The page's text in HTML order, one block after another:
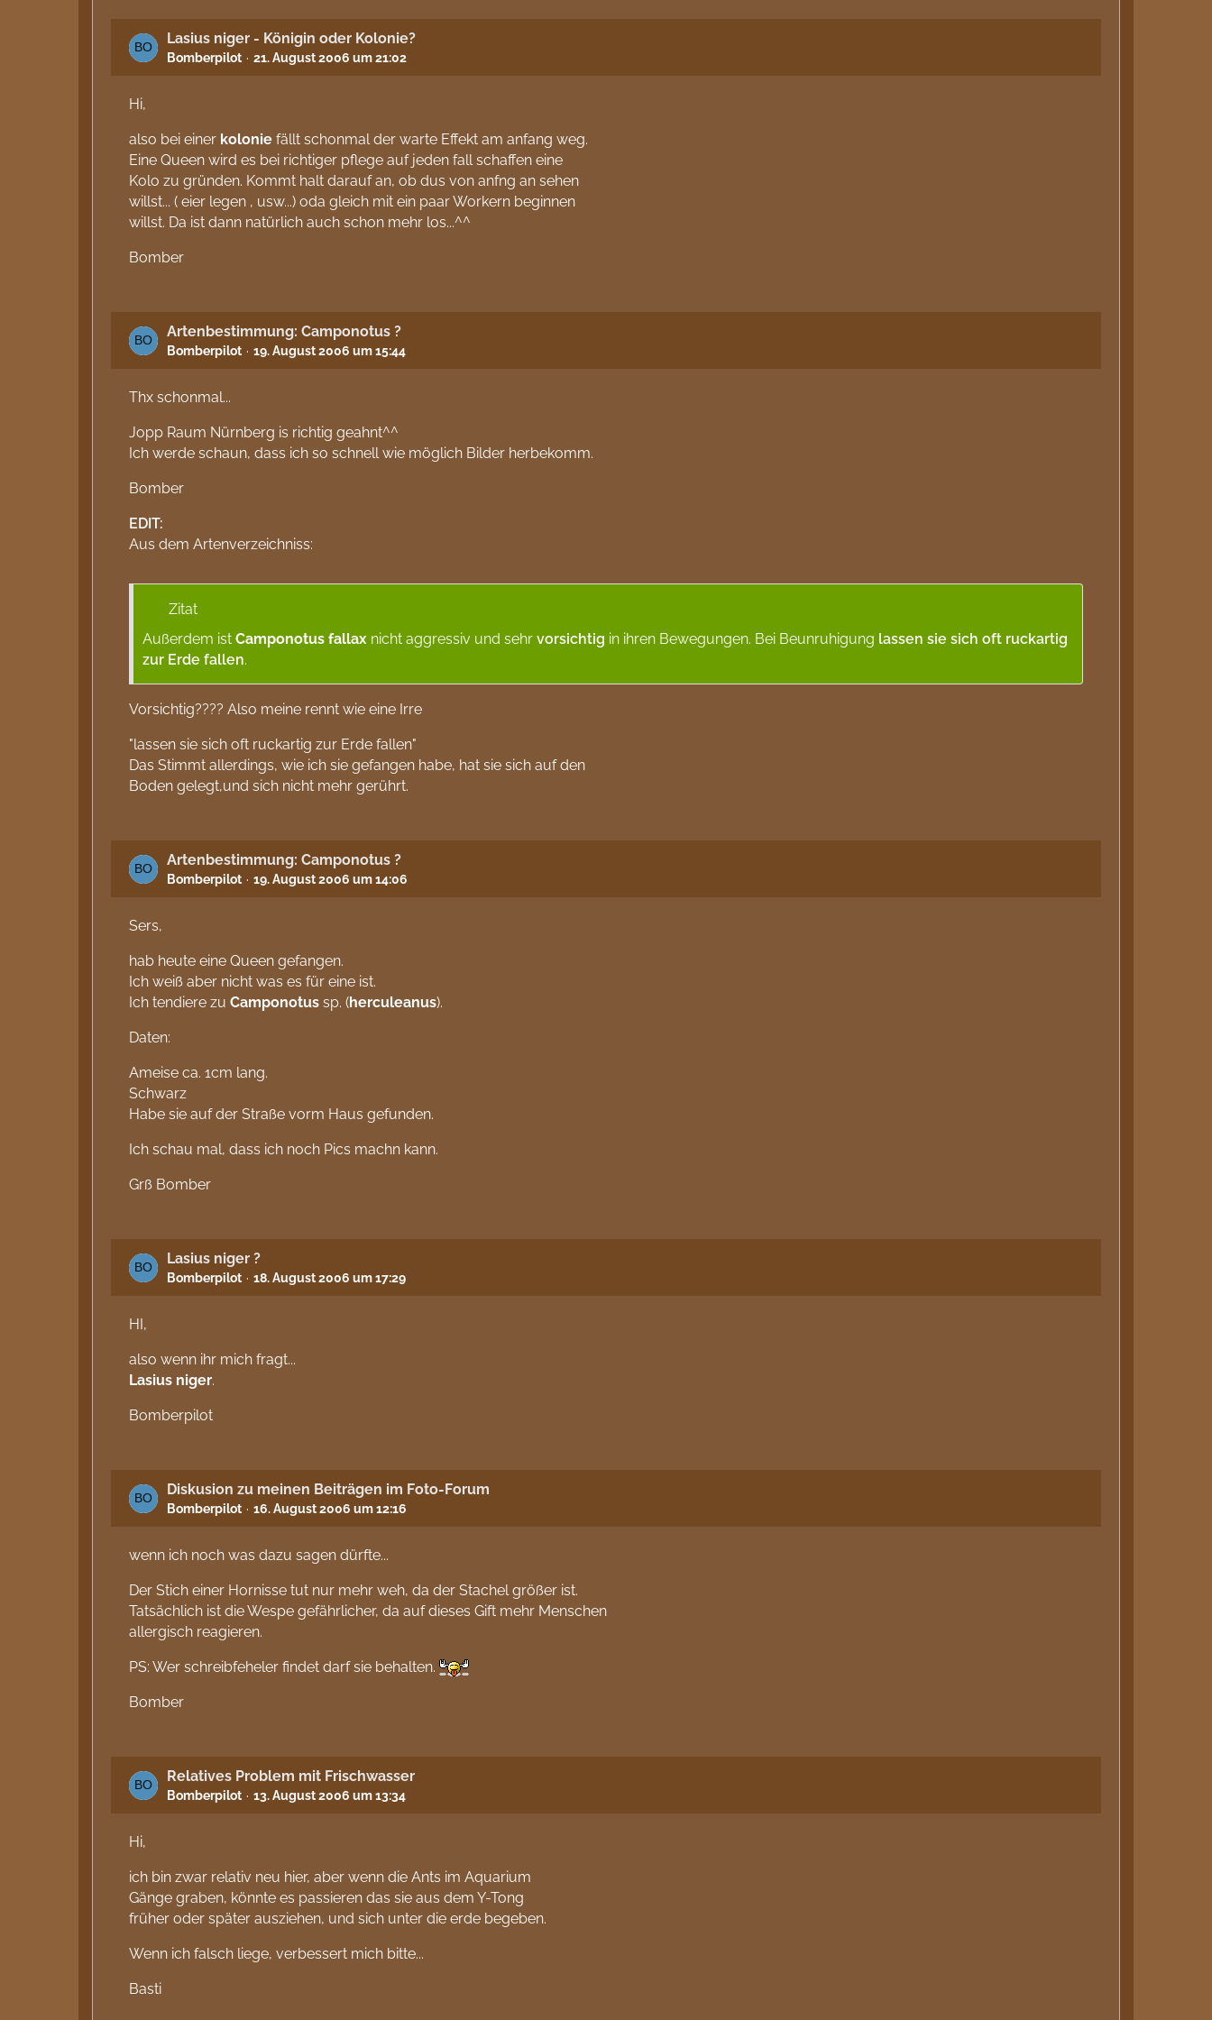
Lasius niger - Königin oder Kolonie?
Bomberpilot 21. August 2006 um 21:02
Hi,
also bei einer kolonie fällt schonmal der warte Effekt am anfang weg.
Eine Queen wird es bei richtiger pflege auf jeden fall schaffen eine
Kolo zu gründen. Kommt halt darauf an, ob dus von anfng an sehen
willst... ( eier legen , usw...) oda gleich mit ein paar Workern beginnen
willst. Da ist dann natürlich auch schon mehr los...^^
Bomber
Artenbestimmung: Camponotus ?
Bomberpilot 19. August 2006 um 15:44
Thx schonmal...
Jopp Raum Nürnberg is richtig geahnt^^
Ich werde schaun, dass ich so schnell wie möglich Bilder herbekomm.
Bomber
EDIT:
Aus dem Artenverzeichniss:
Zitat
Außerdem istCamponotus fallax nicht aggressiv und sehrvorsichtig in ihren Bewegungen. Bei Beunruhigung lassen sie sich oft ruckartig
zur Erde fallen.
Vorsichtig???? Also meine rennt wie eine Irre
"lassen sie sich oft ruckartig zur Erde fallen"
Das Stimmt allerdings, wie ich sie gefangen habe, hat sie sich auf den
Boden gelegt,und sich nicht mehr gerührt.
Artenbestimmung: Camponotus ?
Bomberpilot 19. August 2006 um 14:06
Sers,
hab heute eine Queen gefangen.
Ich weiß aber nicht was es für eine ist.
Ich tendiere zuCamponotus sp. (herculeanus).
Daten:
Ameise ca. 1cm lang.
Schwarz
Habe sie auf der Straße vorm Haus gefunden.
Ich schau mal, dass ich noch Pics machn kann.
Grß Bomber
Lasius niger ?
Bomberpilot 18. August 2006 um 17:29
HI,
also wenn ihr mich fragt...
Lasius niger.
Bomberpilot
Diskusion zu meinen Beiträgen im Foto-Forum
Bomberpilot 16. August 2006 um 12:16
wenn ich noch was dazu sagen dürfte...
Der Stich einer Hornisse tut nur mehr weh, da der Stachel größer ist.
Tatsächlich ist die Wespe gefährlicher, da auf dieses Gift mehr Menschen
allergisch reagieren.
PS: Wer schreibfeheler findet darf sie behalten.
Bomber
Relatives Problem mit Frischwasser
Bomberpilot 13. August 2006 um 13:34
Hi,
ich bin zwar relativ neu hier, aber wenn die Ants im Aquarium
Gänge graben, könnte es passieren das sie aus dem Y-Tong
früher oder später ausziehen, und sich unter die erde begeben.
Wenn ich falsch liege, verbessert mich bitte...
Basti